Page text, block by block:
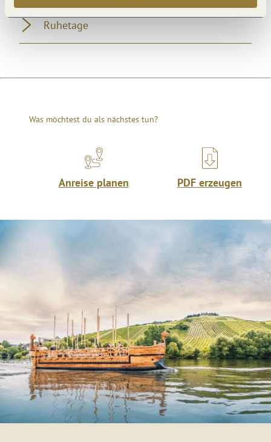
Ruhetage
Was möchtest du als nächstes tun?
Anreise planen PDF erzeugen